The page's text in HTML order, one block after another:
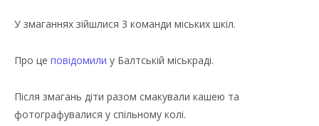
У змаганнях зійшлися 3 команди міських шкіл.
Про це повідомили у Балтській міськраді.
Після змагань діти разом смакували кашею та
фотографувалися у спільному колі.